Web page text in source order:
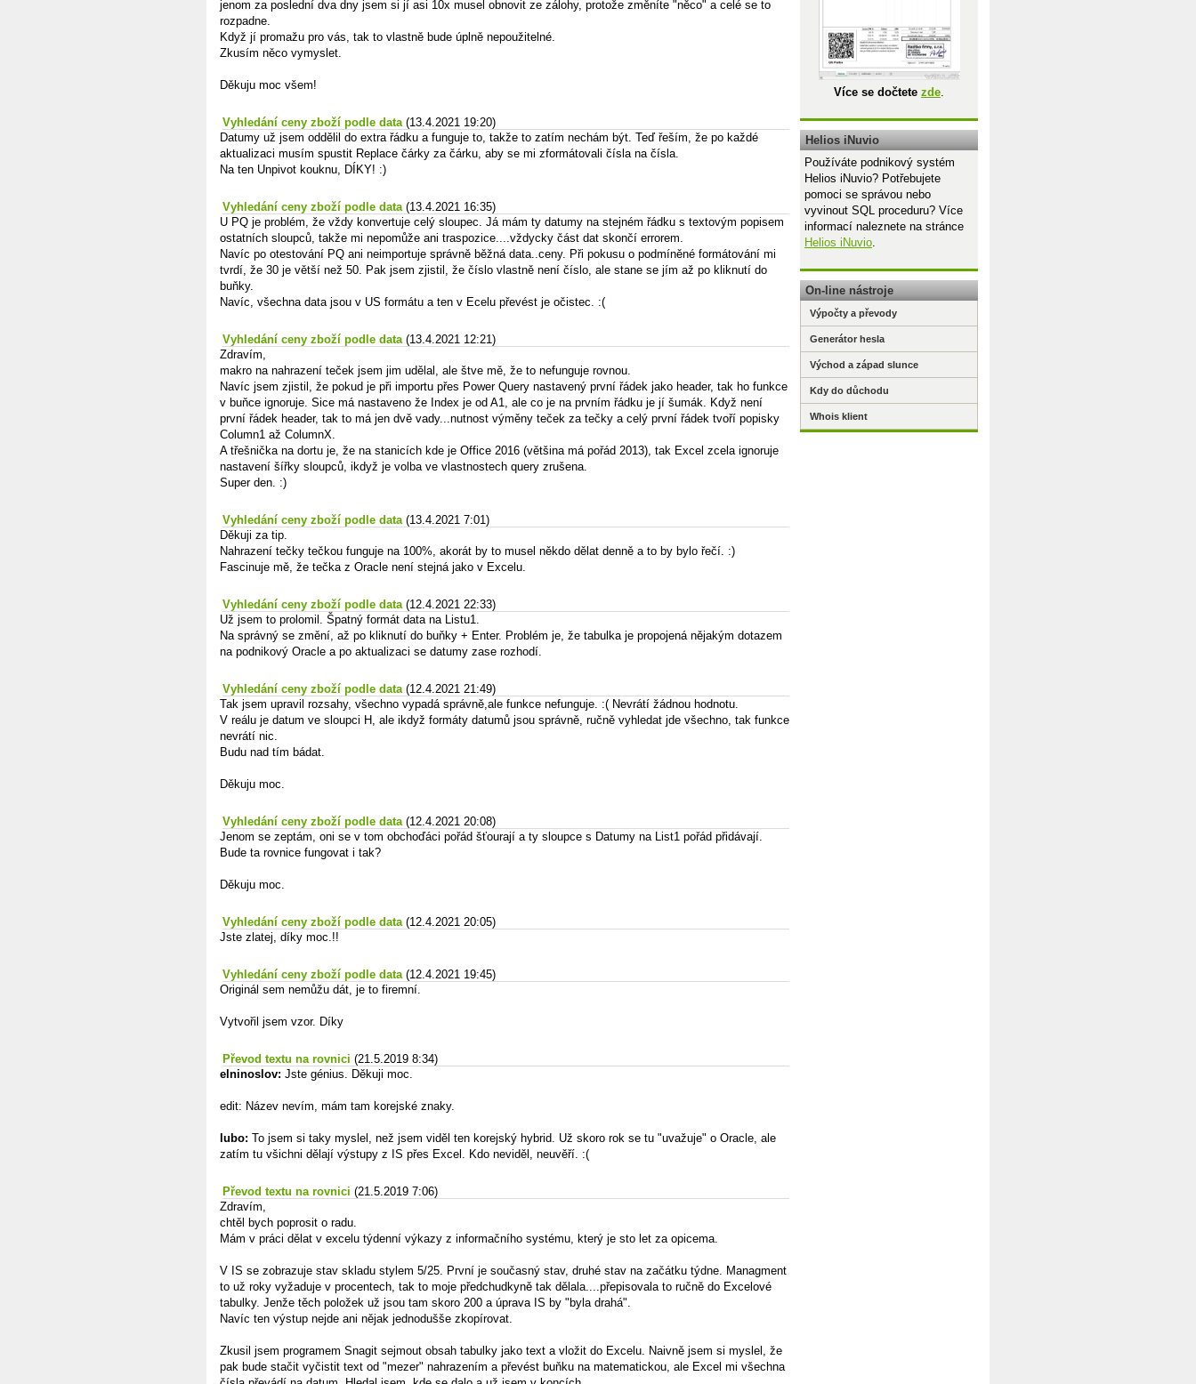
jenom za poslední dva dny jsem si jí asi 10x musel obnovit ze zálohy, protože změníte "něco" a celé se to
rozpadne.
Když jí promažu pro vás, tak to vlastně bude úplně nepoužitelné.
Zkusím něco vymyslet.
Děkuju moc všem!
Vyhledání ceny zboží podle data (13.4.2021 19:20)
Datumy už jsem oddělil do extra řádku a funguje to, takže to zatím nechám být. Teď řeším, že po každé
aktualizaci musím spustit Replace čárky za čárku, aby se mi zformátovali čísla na čísla.
Na ten Unpivot kouknu, DÍKY! :)
Vyhledání ceny zboží podle data (13.4.2021 16:35)
U PQ je problém, že vždy konvertuje celý sloupec. Já mám ty datumy na stejném řádku s textovým popisem
ostatních sloupců, takže mi nepomůže ani traspozice....vždycky část dat skončí errorem.
Navíc po otestování PQ ani neimportuje správně běžná data..ceny. Při pokusu o podmíněné formátování mi
tvrdí, že 30 je větší než 50. Pak jsem zjistil, že číslo vlastně není číslo, ale stane se jím až po kliknutí do
buňky.
Navíc, všechna data jsou v US formátu a ten v Ecelu převést je očistec. :(
Vyhledání ceny zboží podle data (13.4.2021 12:21)
Zdravím,
makro na nahrazení teček jsem jim udělal, ale štve mě, že to nefunguje rovnou.
Navíc jsem zjistil, že pokud je při importu přes Power Query nastavený první řádek jako header, tak ho funkce
v buňce ignoruje. Sice má nastaveno že Index je od A1, ale co je na prvním řádku je jí šumák. Když není
první řádek header, tak to má jen dvě vady...nutnost výměny teček za tečky a celý první řádek tvoří popisky
Column1 až ColumnX.
A třešnička na dortu je, že na stanicích kde je Office 2016 (většina má pořád 2013), tak Excel zcela ignoruje
nastavení šířky sloupců, ikdyž je volba ve vlastnostech query zrušena.
Super den. :)
Vyhledání ceny zboží podle data (13.4.2021 7:01)
Děkuji za tip.
Nahrazení tečky tečkou funguje na 100%, akorát by to musel někdo dělat denně a to by bylo řečí. :)
Fascinuje mě, že tečka z Oracle není stejná jako v Excelu.
Vyhledání ceny zboží podle data (12.4.2021 22:33)
Už jsem to prolomil. Špatný formát data na Listu1.
Na správný se změní, až po kliknutí do buňky + Enter. Problém je, že tabulka je propojená nějakým dotazem
na podnikový Oracle a po aktualizaci se datumy zase rozhodí.
Vyhledání ceny zboží podle data (12.4.2021 21:49)
Tak jsem upravil rozsahy, všechno vypadá správně,ale funkce nefunguje. :( Nevrátí žádnou hodnotu.
V reálu je datum ve sloupci H, ale ikdyž formáty datumů jsou správně, ručně vyhledat jde všechno, tak funkce
nevrátí nic.
Budu nad tím bádat.
Děkuju moc.
Vyhledání ceny zboží podle data (12.4.2021 20:08)
Jenom se zeptám, oni se v tom obchoďáci pořád šťourají a ty sloupce s Datumy na List1 pořád přidávají.
Bude ta rovnice fungovat i tak?
Děkuju moc.
Vyhledání ceny zboží podle data (12.4.2021 20:05)
Jste zlatej, díky moc.!!
Vyhledání ceny zboží podle data (12.4.2021 19:45)
Originál sem nemůžu dát, je to firemní.
Vytvořil jsem vzor. Díky
Převod textu na rovnici (21.5.2019 8:34)
elninoslov: Jste génius. Děkuji moc.
edit: Název nevím, mám tam korejské znaky.
lubo: To jsem si taky myslel, než jsem viděl ten korejský hybrid. Už skoro rok se tu "uvažuje" o Oracle, ale
zatím tu všichni dělají výstupy z IS přes Excel. Kdo neviděl, neuvěří. :(
Převod textu na rovnici (21.5.2019 7:06)
Zdravím,
chtěl bych poprosit o radu.
Mám v práci dělat v excelu týdenní výkazy z informačního systému, který je sto let za opicema.
V IS se zobrazuje stav skladu stylem 5/25. První je současný stav, druhé stav na začátku týdne. Managment
to už roky vyžaduje v procentech, tak to moje předchudkyně tak dělala....přepisovala to ručně do Excelové
tabulky. Jenže těch položek už jsou tam skoro 200 a úprava IS by "byla drahá".
Navíc ten výstup nejde ani nějak jednodušše zkopírovat.
Zkusil jsem programem Snagit sejmout obsah tabulky jako text a vložit do Excelu. Naivně jsem si myslel, že
pak bude stačit vyčistit text od "mezer" nahrazením a převést buňku na matematickou, ale Excel mi všechna
Více se dočtete zde.
Helios iNuvio
Používáte podnikový systém
Helios iNuvio? Potřebujete
pomoci se správou nebo
vyvinout SQL proceduru? Více
informací naleznete na stránce
Helios iNuvio.
On-line nástroje
Výpočty a převody
Generátor hesla
Východ a západ slunce
Kdy do důchodu
Whois klient